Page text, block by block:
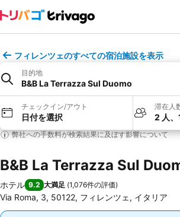
フィレンツェのすべての宿泊施設を表示
目的地
B&B La Terrazza Sul Duomo
チェックイン/アウト
日付を選択
滞在人
2 人、
弊社への手数料が検索結果に及ぼす影響について
B&B La Terrazza Sul
ホテル 9.2 大満足 (1,076件の評価)
Via Roma, 3, 50122, フィレンツェ, イタリア